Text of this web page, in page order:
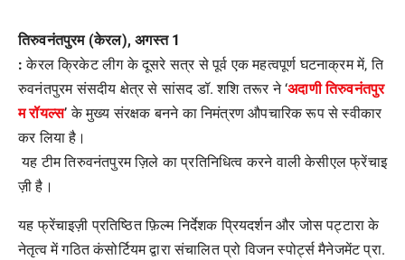
तिरुवनंतपुरम (केरल), अगस्त 1
: केरल क्रिकेट लीग के दूसरे सत्र से पूर्व एक महत्वपूर्ण घटनाक्रम में, ति
रुवनंतपुरम संसदीय क्षेत्र से सांसद डॉ. शशि तरूर ने ‘अदाणी तिरुवनंतपुर
म रॉयल्स’ के मुख्य संरक्षक बनने का निमंत्रण औपचारिक रूप से स्वीकार
कर लिया है।
यह टीम तिरुवनंतपुरम ज़िले का प्रतिनिधित्व करने वाली केसीएल फ्रेंचाइ
ज़ी है।
यह फ्रेंचाइज़ी प्रतिष्ठित फ़िल्म निर्देशक प्रियदर्शन और जोस पट्टारा के
नेतृत्व में गठित कंसोर्टियम द्वारा संचालित प्रो विजन स्पोर्ट्स मैनेजमेंट प्रा.